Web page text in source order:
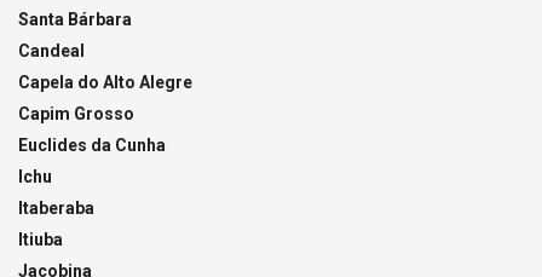
Santa Bárbara
Candeal
Capela do Alto Alegre
Capim Grosso
Euclides da Cunha
Ichu
Itaberaba
Itiuba
Jacobina